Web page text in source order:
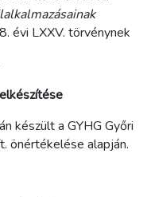
évi LXXV. törvénynek
készült a GYHG Győri
önértékelése alapján.